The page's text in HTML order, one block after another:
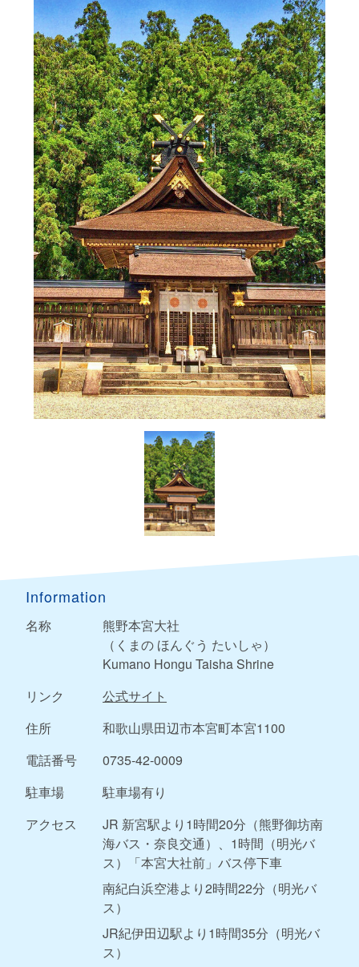
Information
名称
熊野本宮大社
（くまの ほんぐう たいしゃ）
Kumano Hongu Taisha Shrine
リンク
公式サイト
住所
和歌山県田辺市本宮町本宮1100
電話番号
0735-42-0009
駐車場
駐車場有り
アクセス
JR 新宮駅より1時間20分（熊野御坊南
海バス・奈良交通）、1時間（明光バ
ス）「本宮大社前」バス停下車
南紀白浜空港より2時間22分（明光バ
ス）
JR紀伊田辺駅より1時間35分（明光バ
ス）